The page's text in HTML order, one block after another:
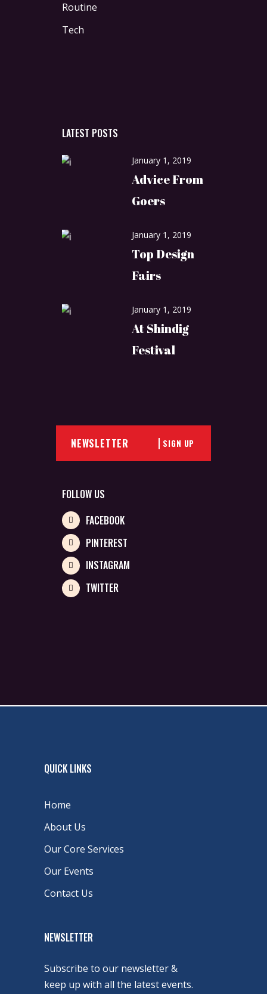
Routine
Tech
LATEST POSTS
January 1, 2019
Advice From
Goers
January 1, 2019
Top Design
Fairs
January 1, 2019
At Shindig
Festival
SIGN UP
FOLLOW US
FACEBOOK
PINTEREST
INSTAGRAM
TWITTER
QUICK LINKS
Home
About Us
Our Core Services
Our Events
Contact Us
NEWSLETTER
Subscribe to our newsletter &
keep up with all the latest events.